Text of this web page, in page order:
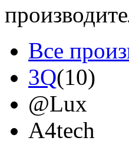
Все
3Q(10)
@Lux
A4tech